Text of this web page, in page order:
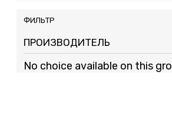
ФИЛЬТР
ПРОИЗВОДИТЕЛЬ
No choice available on this